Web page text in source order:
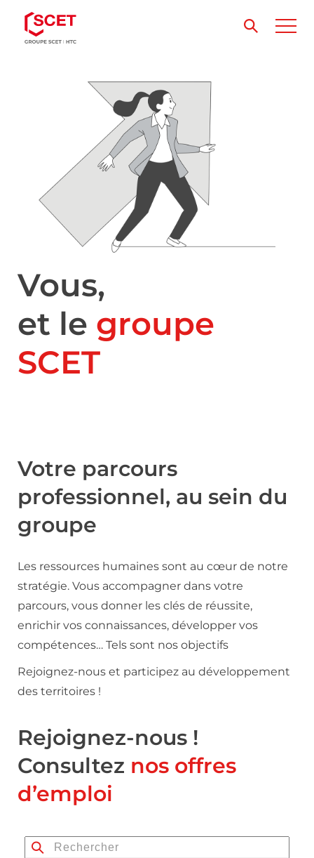
Vous,
et le groupe
SCET
Votre parcours
professionnel, au sein du
groupe
Les ressources humaines sont au cœur de notre
stratégie. Vous accompagner dans votre
parcours, vous donner les clés de réussite,
enrichir vos connaissances, développer vos
compétences… Tels sont nos objectifs
Rejoignez-nous et participez au développement
des territoires !
Rejoignez-nous !
Consultez nos offres
d’emploi